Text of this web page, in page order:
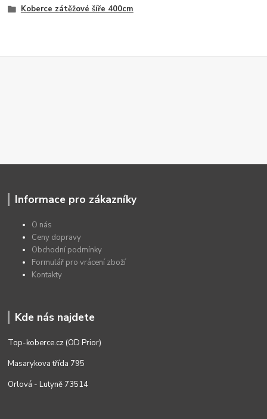
Koberce zátěžové šíře 400cm
Informace pro zákazníky
O nás
Ceny dopravy
Obchodní podmínky
Formulář pro vrácení zboží
Kontakty
Kde nás najdete
Top-koberce.cz (OD Prior)
Masarykova třída 795
Orlová - Lutyně 73514